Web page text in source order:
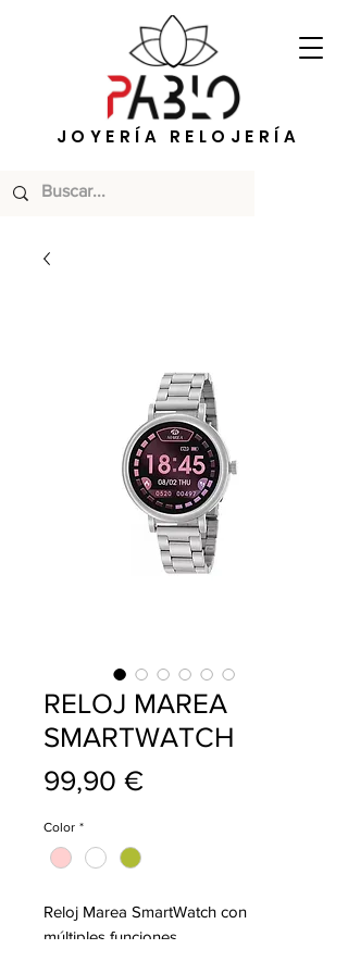
JOYERÍA RELOJERÍA
RELOJ MAREA
SMARTWATCH
99,90 €Precio
Color *
Reloj Marea SmartWatch con
múltiples funciones.